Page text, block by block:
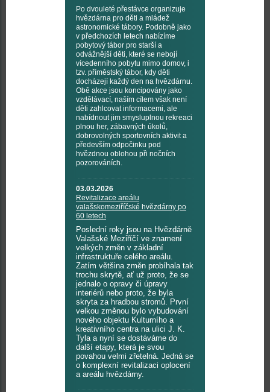
Po dvouleté přestávce organizuje
hvězdárna pro děti a mládež
astronomické tábory. Podobně jako
v předchozích letech nabízíme
pobytový tábor pro starší a
odvážnější děti, které se nebojí
vícedenního pobytu mimo domov, i
tzv. příměstský tábor, kdy děti
docházejí každý den na hvězdárnu.
Obě akce jsou koncipovány jako
vzdělávací, naším cílem však není
děti zahlcovat informacemi, ale
nabídnout jim smysluplnou rekreaci
plnou her, zábavných úkolů,
dobrovolných sportovních aktivit a
především odpočinku pod
hvězdnou oblohou při nočních
pozorováních.
03.03.2026
Revitalizace areálu
valašskomeziříčské hvězdárny po
60 letech
Poslední roky jsou na Hvězdárně
Valašské Meziříčí ve znamení
velkých změn v základní
infrastruktuře celého areálu.
Zatím většina změn probíhala tak
trochu skrytě, ať už proto, že se
jednalo o opravy či úpravy
interiérů nebo proto, že byla
skryta za hradbou stromů. První
velkou změnou bylo vybudování
nového objektu Kulturního a
kreativního centra na ulici J. K.
Tyla a nyní se dostáváme do
další etapy, která je svou
povahou velmi zřetelná. Jedná se
o komplexní revitalizaci oplocení
a areálu hvězdárny.